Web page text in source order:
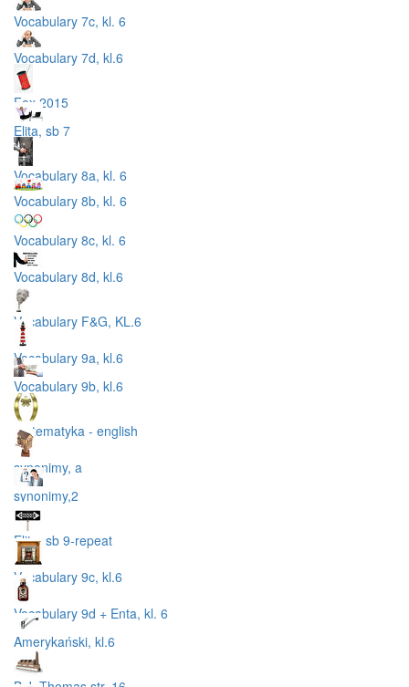
Vocabulary 7c, kl. 6
Vocabulary 7d, kl.6
Fox 2015
Elita, sb 7
Vocabulary 8a, kl. 6
Vocabulary 8b, kl. 6
Vocabulary 8c, kl. 6
Vocabulary 8d, kl.6
Vocabulary F&G, KL.6
Vocabulary 9a, kl.6
Vocabulary 9b, kl.6
matematyka - english
synonimy, a
synonimy,2
Elita, sb 9-repeat
Vocabulary 9c, kl.6
Vocabulary 9d + Enta, kl. 6
Amerykański, kl.6